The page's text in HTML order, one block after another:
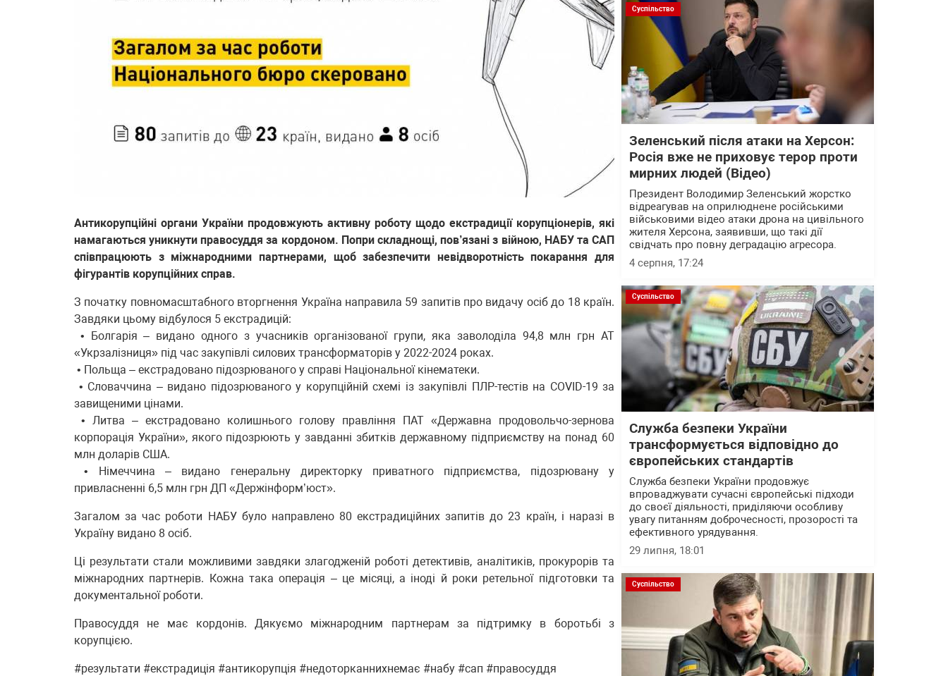
Антикорупційні органи України продовжують активну роботу щодо екстрадиції корупціонерів, які
намагаються уникнути правосуддя за кордоном. Попри складнощі, пов’язані з війною, НАБУ та САП
співпрацюють з міжнародними партнерами, щоб забезпечити невідворотність покарання для
фігурантів корупційних справ.
З початку повномасштабного вторгнення Україна направила 59 запитів про видачу осіб до 18 країн.
Завдяки цьому відбулося 5 екстрадицій:
• Болгарія – видано одного з учасників організованої групи, яка заволоділа 94,8 млн грн АТ
«Укрзалізниця» під час закупівлі силових трансформаторів у 2022-2024 роках.
• Польща – екстрадовано підозрюваного у справі Національної кінематеки.
• Словаччина – видано підозрюваного у корупційній схемі із закупівлі ПЛР-тестів на COVID-19 за
завищеними цінами.
• Литва – екстрадовано колишнього голову правління ПАТ «Державна продовольчо-зернова
корпорація України», якого підозрюють у завданні збитків державному підприємству на понад 60
млн доларів США.
• Німеччина – видано генеральну директорку приватного підприємства, підозрювану у
привласненні 6,5 млн грн ДП «Держінформ’юст».
Загалом за час роботи НАБУ було направлено 80 екстрадиційних запитів до 23 країн, і наразі в
Україну видано 8 осіб.
Ці результати стали можливими завдяки злагодженій роботі детективів, аналітиків, прокурорів та
міжнародних партнерів. Кожна така операція – це місяці, а іноді й роки ретельної підготовки та
документальної роботи.
Правосуддя не має кордонів. Дякуємо міжнародним партнерам за підтримку в боротьбі з
корупцією.
#результати #екстрадиція #антикорупція #недоторканнихнемає #набу #сап #правосуддя
Суспільство
Зеленський після атаки на Херсон:
Росія вже не приховує терор проти
мирних людей (Відео)
Президент Володимир Зеленський жорстко
відреагував на оприлюднене російськими
військовими відео атаки дрона на цивільного
жителя Херсона, заявивши, що такі дії
свідчать про повну деградацію агресора.
4 серпня, 17:24
Суспільство
Служба безпеки України
трансформується відповідно до
європейських стандартів
Служба безпеки України продовжує
впроваджувати сучасні європейські підходи
до своєї діяльності, приділяючи особливу
увагу питанням доброчесності, прозорості та
ефективного урядування.
29 липня, 18:01
Суспільство